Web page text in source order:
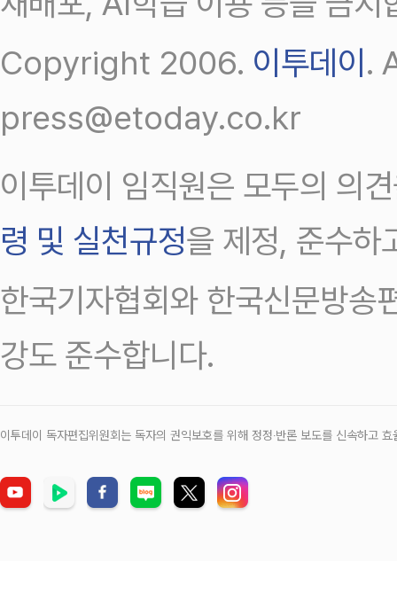
Copyright 2006. 이투데이 .
press@etoday.co.kr
이투데이 임직원은 모두의 의
령 및 실천규정을 제정, 준수하
한국기자협회와 한국신문방송
강도 준수합니다.
이투데이 독자편집위원회는 독자의 권익보호를 위해 정정‧반론 보도를 신속하고